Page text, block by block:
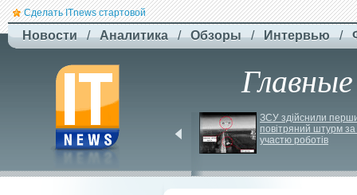
Сделать ITnews стартовой
Новости / Аналитика / Обзоры / Интервью /
серію міських квестів
маршрутами трамваїв
ЗСУ здійснили
повітряний штурм за
участю роботів